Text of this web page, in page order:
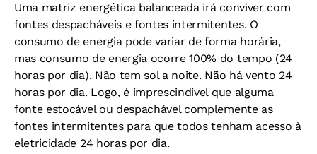
Uma matriz energética balanceada irá conviver com
fontes despacháveis e fontes intermitentes. O
consumo de energia pode variar de forma horária,
mas consumo de energia ocorre 100% do tempo (24
horas por dia). Não tem sol a noite. Não há vento 24
horas por dia. Logo, é imprescindível que alguma
fonte estocável ou despachável complemente as
fontes intermitentes para que todos tenham acesso à
eletricidade 24 horas por dia.